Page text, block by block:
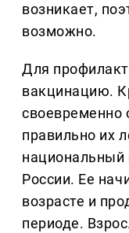
возникает,
возможно.
Для
вакцинацию.
своевременно
правильно их
национальный
России. Ее
возрасте и
периоде.